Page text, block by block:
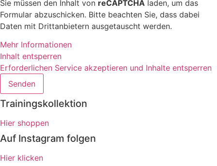
Sie müssen den Inhalt von reCAPTCHA laden, um das
Formular abzuschicken. Bitte beachten Sie, dass dabei
Daten mit Drittanbietern ausgetauscht werden.
Mehr Informationen
Inhalt entsperren
Erforderlichen Service akzeptieren und Inhalte entsperren
Senden
Trainingskollektion
Hier shoppen
Auf Instagram folgen
Hier klicken